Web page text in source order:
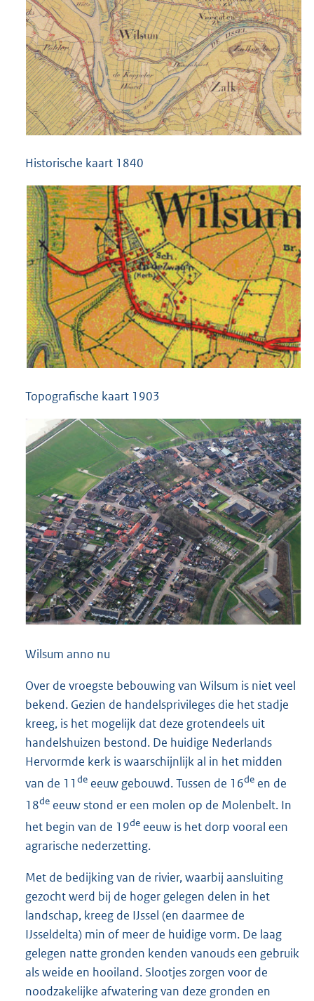
Historische kaart 1840
Topografische kaart 1903
Wilsum anno nu
Over de vroegste bebouwing van Wilsum is niet veel
bekend. Gezien de handelsprivileges die het stadje
kreeg, is het mogelijk dat deze grotendeels uit
handelshuizen bestond. De huidige Nederlands
Hervormde kerk is waarschijnlijk al in het midden
van de 11 de eeuw gebouwd. Tussen de 16de en de
18de eeuw stond er een molen op de Molenbelt. In
het begin van de 19de eeuw is het dorp vooral een
agrarische nederzetting.
Met de bedijking van de rivier, waarbij aansluiting
gezocht werd bij de hoger gelegen delen in het
landschap, kreeg de IJssel (en daarmee de
IJsseldelta) min of meer de huidige vorm. De laag
gelegen natte gronden kenden vanouds een gebruik
als weide en hooiland. Slootjes zorgen voor de
noodzakelijke afwatering van deze gronden en